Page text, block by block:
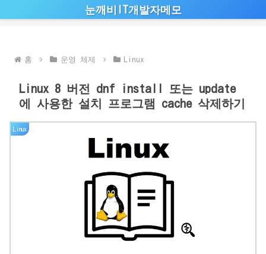
눈깨비IT개발자메모
홈 운영 체제 Linux
Linux 8 버전 dnf install 또는 update
에 사용한 설치 프로그램 cache 삭제하기
Linux